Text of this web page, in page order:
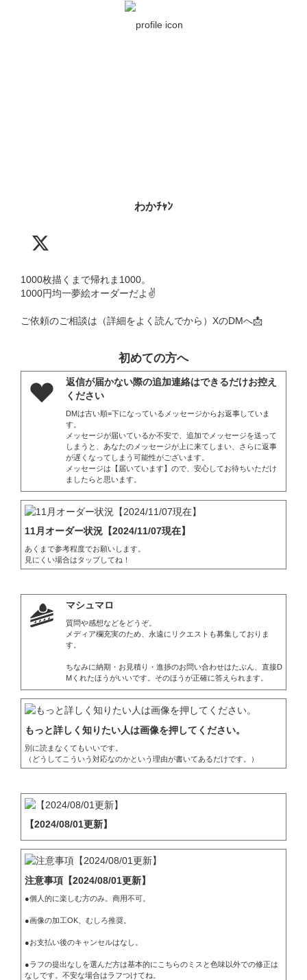
わかﾁｬﾝ
1000枚描くまで帰れま1000。
1000円均一夢絵オーダーだよ✌
ご依頼のご相談は（詳細をよく読んでから）XのDMへ📩
初めての方へ
返信が届かない際の追加連絡はできるだけお控え
ください
DMは古い順=下になっているメッセージからお返事していま
す。
メッセージが届いているか不安で、追加でメッセージを送って
しまうと、あなたのメッセージが上に来てしまい、さらに返事
が遅くなってしまう可能性がございます。
メッセージは【届いています】ので、安心してお待ちいただけ
ましたらと思います。
11月オーダー状況【2024/11/07現在】
あくまで参考程度でお願いします。
見にくい場合はタップしてね！
マシュマロ
質問や感想などをどうぞ。
メディア欄充実のため、永遠にリクエストも募集しておりま
す。
ちなみに納期・お見積り・進捗のお問い合わせはたぶん、直接D
Mくれたほうがいいです。そのほうが正確に答えられます。
もっと詳しく知りたい人は画像を押してください。
別に読まなくてもいいです。
（どうしてこういう対応なのかという理由が書いてあるだけです。）
【2024/08/01更新】
注意事項【2024/08/01更新】
●個人的に楽しむ方のみ。商用不可。
●画像の加工OK、むしろ推奨。
●お支払い後のキャンセルはなし。
●ラフの提出なしを選んだ方は基本的にこちらのミスと色味以外での修正は
なしです。不安な場合はラフつけてね。